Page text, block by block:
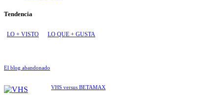
Tendencia
LO + VISTO LO QUE + GUSTA
El blog abandonado
VHS versus BETAMAX